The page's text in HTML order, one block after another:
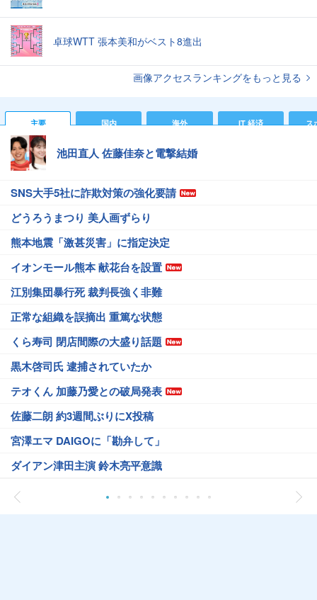
卓球WTT 張本美和がベスト8進出
画像アクセスランキングをもっと見る
主要 国内 海外 IT 経済 ス
池田直人 佐藤佳奈と電撃結婚
SNS大手5社に詐欺対策の強化要請
どうろうまつり 美人画ずらり
熊本地震「激甚災害」に指定決定
イオンモール熊本 献花台を設置
江別集団暴行死 裁判長強く非難
正常な組織を誤摘出 重篤な状態
くら寿司 閉店間際の大盛り話題
黒木啓司氏 逮捕されていたか
テオくん 加藤乃愛との破局発表
佐藤二朗 約3週間ぶりにX投稿
宮澤エマ DAIGOに「勘弁して」
ダイアン津田主演 鈴木亮平意識